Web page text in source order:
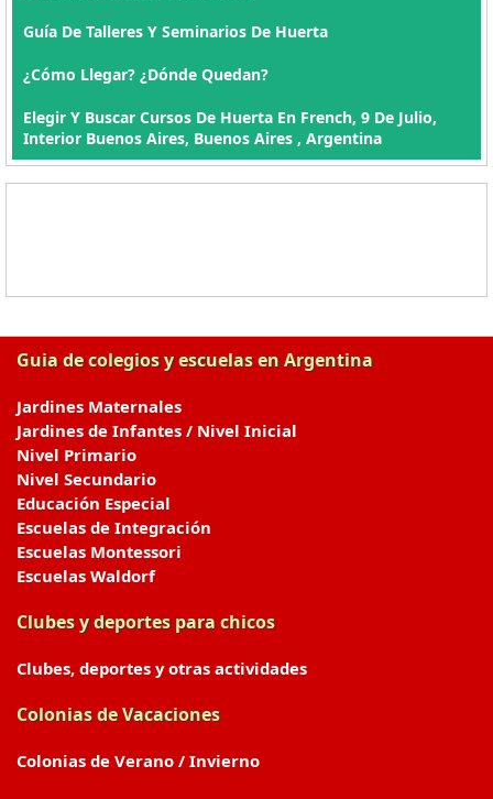
Guía De Talleres Y Seminarios De Huerta
¿Cómo Llegar? ¿Dónde Quedan?
Elegir Y Buscar Cursos De Huerta En French, 9 De Julio,
Interior Buenos Aires, Buenos Aires , Argentina
Guia de colegios y escuelas en Argentina
Jardines Maternales
Jardines de Infantes / Nivel Inicial
Nivel Primario
Nivel Secundario
Educación Especial
Escuelas de Integración
Escuelas Montessori
Escuelas Waldorf
Clubes y deportes para chicos
Clubes, deportes y otras actividades
Colonias de Vacaciones
Colonias de Verano / Invierno